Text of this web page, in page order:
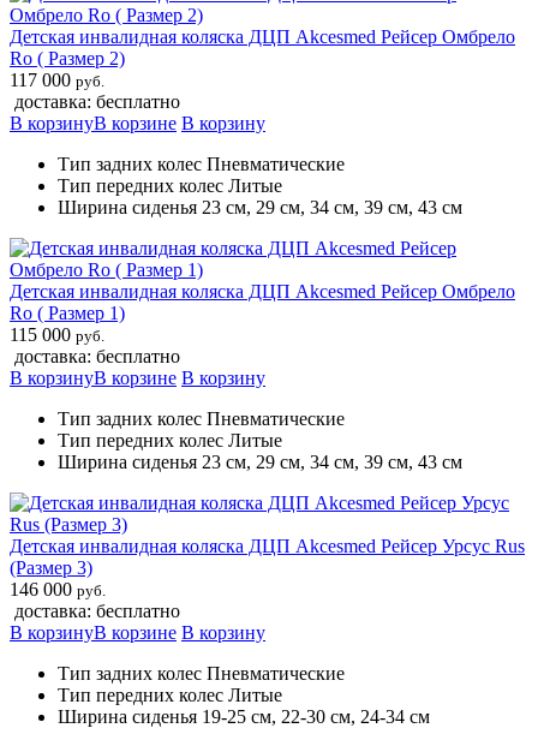
Детская инвалидная коляска ДЦП Akcesmed Рейсер Омбрело
Ro ( Размер 2)
117 000 руб.
доставка: бесплатно
В корзинуВ корзине В корзину
Тип задних колес Пневматические
Тип передних колес Литые
Ширина сиденья 23 см, 29 см, 34 см, 39 см, 43 см
Детская инвалидная коляска ДЦП Akcesmed Рейсер Омбрело
Ro ( Размер 1)
115 000 руб.
доставка: бесплатно
В корзинуВ корзине В корзину
Тип задних колес Пневматические
Тип передних колес Литые
Ширина сиденья 23 см, 29 см, 34 см, 39 см, 43 см
Детская инвалидная коляска ДЦП Akcesmed Рейсер Урсус Rus
(Размер 3)
146 000 руб.
доставка: бесплатно
В корзинуВ корзине В корзину
Тип задних колес Пневматические
Тип передних колес Литые
Ширина сиденья 19-25 см, 22-30 см, 24-34 см